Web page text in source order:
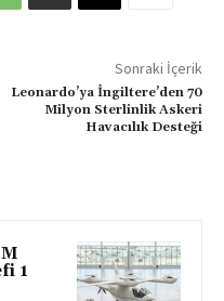
Sonraki İçerik
Leonardo’ya İngiltere’den 70
Milyon Sterlinlik Askeri
Havacılık Desteği
1